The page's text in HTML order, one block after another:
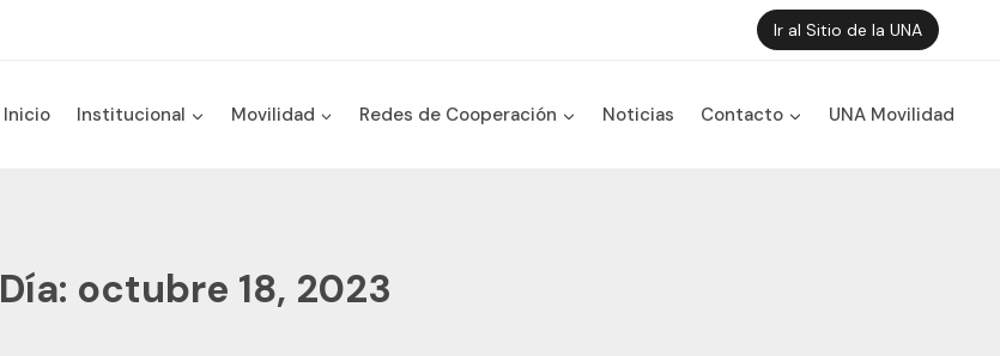
Ir al Sitio de la UNA
Inicio Institucional Movilidad Redes de Cooperación Noticias Contacto UNA Movilidad
Día: octubre 18, 2023